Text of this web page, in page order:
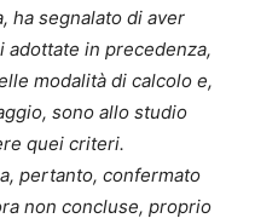
ha segnalato di aver
in precedenza,
modalità di calcolo e,
sono allo studio
quei criteri.
pertanto, confermato
non concluse, proprio